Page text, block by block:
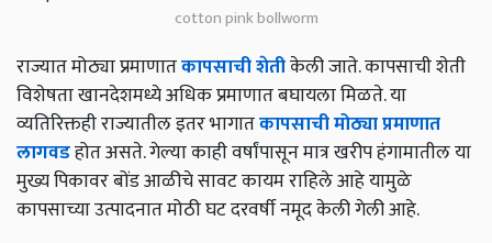
cotton pink bollworm
राज्यात मोठ्या प्रमाणातकापसाची शेतीकेली जाते. कापसाची शेती
विशेषता खानदेशमध्ये अधिक प्रमाणात बघायला मिळते. या
व्यतिरिक्तही राज्यातील इतर भागातकापसाची मोठ्या प्रमाणात
लागवडहोत असते. गेल्या काही वर्षांपासून मात्र खरीप हंगामातील या
मुख्य पिकावर बोंड आळीचे सावट कायम राहिले आहे यामुळे
कापसाच्या उत्पादनात मोठी घट दरवर्षी नमूद केली गेली आहे.